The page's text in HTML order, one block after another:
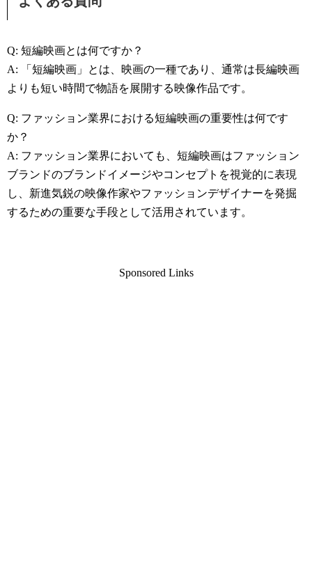
Q: 短編映画とは何ですか？
A: 「短編映画」とは、映画の一種であり、通常は長編映画
よりも短い時間で物語を展開する映像作品です。
Q: ファッション業界における短編映画の重要性は何です
か？
A: ファッション業界においても、短編映画はファッション
ブランドのブランドイメージやコンセプトを視覚的に表現
し、新進気鋭の映像作家やファッションデザイナーを発掘
するための重要な手段として活用されています。
Sponsored Links